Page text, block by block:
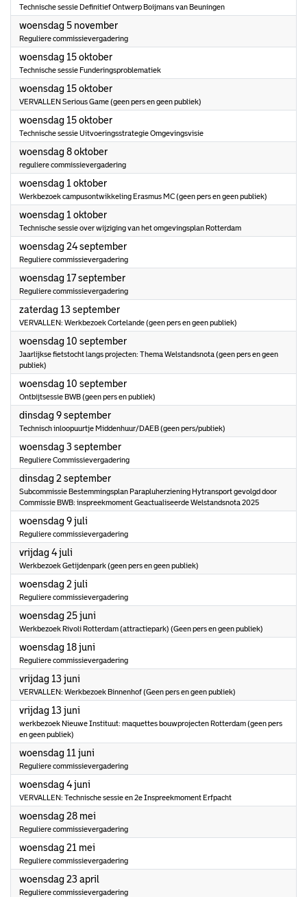
Technische sessie Definitief Ontwerp Boijmans van Beuningen
woensdag 5 november2025
Reguliere commissievergadering
woensdag 15 oktober2025
Technische sessie Funderingsproblematiek
woensdag 15 oktober2025
VERVALLEN Serious Game (geen pers en geen publiek)
woensdag 15 oktober2025
Technische sessie Uitvoeringsstrategie Omgevingsvisie
woensdag 8 oktober2025
reguliere commissievergadering
woensdag 1 oktober2025
Werkbezoek campusontwikkeling Erasmus MC (geen pers en geen publiek)
woensdag 1 oktober2025
Technische sessie over wijziging van het omgevingsplan Rotterdam
woensdag 24 september2025
Reguliere commissievergadering
woensdag 17 september2025
Reguliere commissievergadering
zaterdag 13 september2025
VERVALLEN: Werkbezoek Cortelande (geen pers en geen publiek)
woensdag 10 september2025
Jaarlijkse fietstocht langs projecten: Thema Welstandsnota (geen pers en geen
publiek)
woensdag 10 september2025
Ontbijtsessie BWB (geen pers en publiek)
dinsdag 9 september2025
Technisch inloopuurtje Middenhuur/DAEB (geen pers/publiek)
woensdag 3 september2025
Reguliere Commissievergadering
dinsdag 2 september2025
Subcommissie Bestemmingsplan Parapluherziening Hytransport gevolgd door
Commissie BWB: inspreekmoment Geactualiseerde Welstandsnota 2025
woensdag 9 juli
Reguliere commissievergadering
vrijdag 4 juli
Werkbezoek Getijdenpark (geen pers en geen publiek)
woensdag 2 juli
Reguliere commissievergadering
woensdag 25 juni
Werkbezoek Rivoli Rotterdam (attractiepark) (Geen pers en geen publiek)
woensdag 18 juni
Reguliere commissievergadering
vrijdag 13 juni
VERVALLEN: Werkbezoek Binnenhof (Geen pers en geen publiek)
vrijdag 13 juni
werkbezoek Nieuwe Instituut: maquettes bouwprojecten Rotterdam (geen pers
en geen publiek)
woensdag 11 juni
Reguliere commissievergadering
woensdag 4 juni
VERVALLEN: Technische sessie en 2e Inspreekmoment Erfpacht
woensdag 28 mei
Reguliere commissievergadering
woensdag 21 mei
Reguliere commissievergadering
woensdag 23 april
Reguliere commissievergadering